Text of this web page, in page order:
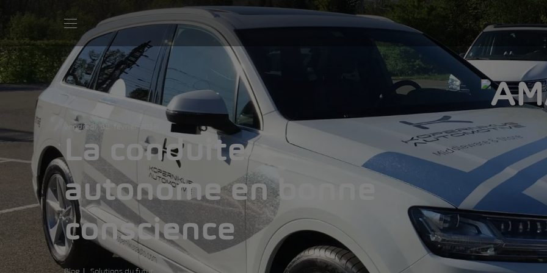
vendredi, 02. février 2018
La conduite
autonome en bonne
conscience
Blog Solutions du futur